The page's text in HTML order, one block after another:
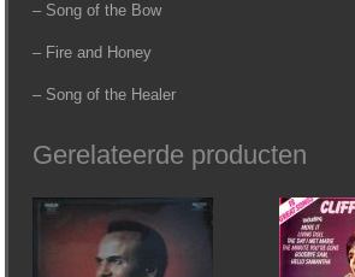
– Song of the Bow
– Fire and Honey
– Song of the Healer
Gerelateerde producten